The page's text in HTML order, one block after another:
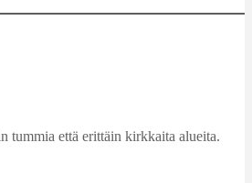
tummia että erittäin kirkkaita alueita.